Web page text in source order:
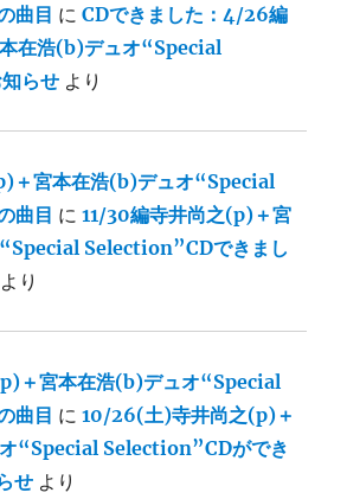
曲目 にCDできました：4/26編
在浩(b)デュオ“Special
らせ より
＋宮本在浩(b)デュオ“Special
曲目 に11/30編寺井尚之(p)＋宮
Selection”CDできまし
より
＋宮本在浩(b)デュオ“Special
曲目 に10/26(土)寺井尚之(p)＋
“Special Selection”CDができ
せ より